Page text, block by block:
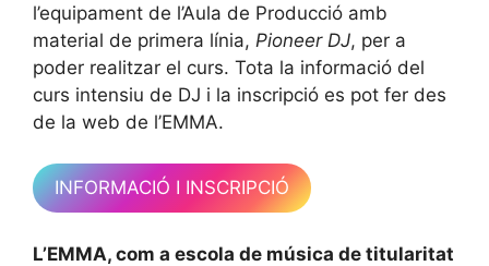
l’equipament de l’Aula de Producció amb
material de primera línia, Pioneer DJ, per a
poder realitzar el curs. Tota la informació del
curs intensiu de DJ i la inscripció es pot fer des
de la web de l’EMMA.
INFORMACIÓ I INSCRIPCIÓ
L’EMMA, com a escola de música de titularitat